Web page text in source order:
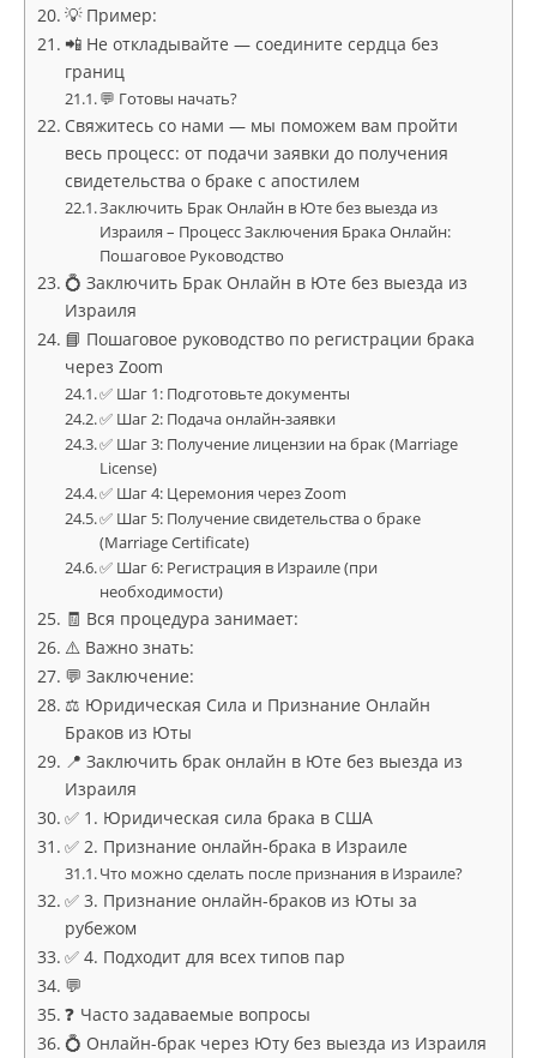
💡 Пример:
📲 Не откладывайте — соедините сердца без
границ
💬 Готовы начать?
Свяжитесь со нами — мы поможем вам пройти
весь процесс: от подачи заявки до получения
свидетельства о браке с апостилем
Заключить Брак Онлайн в Юте без выезда из
Израиля – Процесс Заключения Брака Онлайн:
Пошаговое Руководство
💍 Заключить Брак Онлайн в Юте без выезда из
Израиля
📘 Пошаговое руководство по регистрации брака
через Zoom
✅ Шаг 1: Подготовьте документы
✅ Шаг 2: Подача онлайн-заявки
✅ Шаг 3: Получение лицензии на брак (Marriage
License)
✅ Шаг 4: Церемония через Zoom
✅ Шаг 5: Получение свидетельства о браке
(Marriage Certificate)
✅ Шаг 6: Регистрация в Израиле (при
необходимости)
🧾 Вся процедура занимает:
⚠️ Важно знать:
💬 Заключение:
⚖️ Юридическая Сила и Признание Онлайн
Браков из Юты
📍 Заключить брак онлайн в Юте без выезда из
Израиля
✅ 1. Юридическая сила брака в США
✅ 2. Признание онлайн-брака в Израиле
Что можно сделать после признания в Израиле?
✅ 3. Признание онлайн-браков из Юты за
рубежом
✅ 4. Подходит для всех типов пар
💬
❓ Часто задаваемые вопросы
💍 Онлайн-брак через Юту без выезда из Израиля